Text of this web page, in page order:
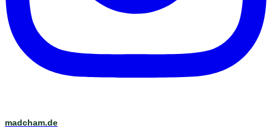
madcham.de